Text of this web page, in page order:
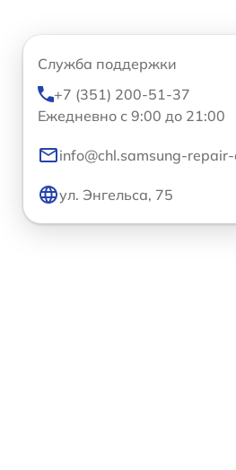
Служба поддержки
+7 (351) 200-51-37
Ежедневно с 9:00 до 21:00
info@chl.samsung-
ул. Энгельса, 75